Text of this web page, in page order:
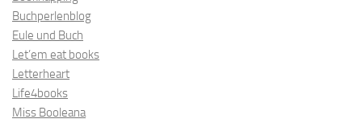
Buchperlenblog
Eule und Buch
Let’em eat books
Letterheart
Life4books
Miss Booleana